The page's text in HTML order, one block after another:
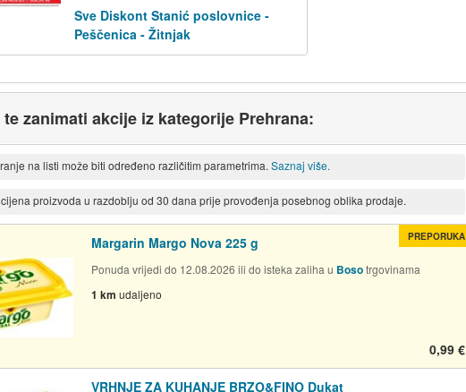
Sve Diskont Stanić poslovnice -
Peščenica - Žitnjak
zanimati akcije iz kategorije Prehrana:
na listi može biti određeno različitim parametrima. Saznaj više.
proizvoda u razdoblju od 30 dana prije provođenja posebnog oblika prodaje.
Margarin Margo Nova 225 g
Ponuda vrijedi do 12.08.2026 ili do isteka zaliha u Bosotrgovinama
1 km udaljeno
0,99 €
PREPORUKA
VRHNJE ZA KUHANJE BRZO&FINO Dukat